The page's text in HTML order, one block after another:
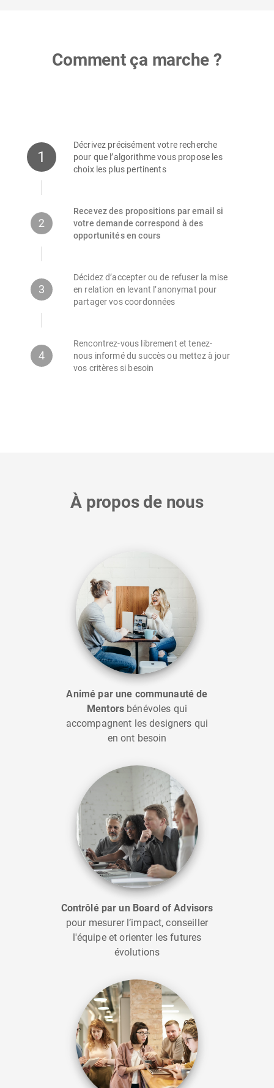
Comment ça marche ?
1
Décrivez précisément votre recherche
pour que l’algorithme vous propose les
choix les plus pertinents
2
Recevez des propositions par email si
votre demande correspond à des
opportunités en cours
3
Décidez d’accepter ou de refuser la mise
en relation en levant l’anonymat pour
partager vos coordonnées
4
Rencontrez-vous librement et tenez-
nous informé du succès ou mettez à jour
vos critères si besoin
À propos de nous
Animé par une communauté de
Mentorsbénévoles qui
accompagnent les designers qui
en ont besoin
Contrôlé par un Board of Advisors
pour mesurer l’impact, conseiller
l'équipe et orienter les futures
évolutions